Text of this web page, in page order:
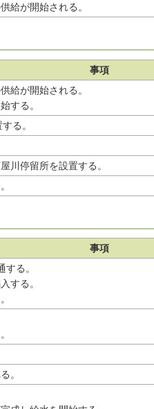
給が開始される。
事項
給が開始される。
する。
る。
川停留所を設置する。
事項
る。
する。
。